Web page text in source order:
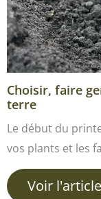
Choisir, faire
terre
Le début du
vos plants et les
Voir l'article